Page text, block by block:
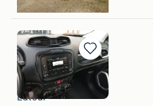
Torhout
Bewaren
in
Mijn
Favorieten
TRUM Pascal
Latour